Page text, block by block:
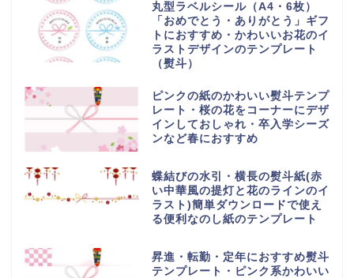
丸型ラベルシール（A4・6枚）
「おめでとう・ありがとう」ギフ
トにおすすめ・かわいいお花のイ
ラストデザインのテンプレート
（熨斗）
ピンクの紙のかわいい熨斗テンプ
レート・桜の花をコーナーにデザ
インしておしゃれ・卒入学シーズ
ンなど春におすすめ
蝶結びの水引・横長の熨斗紙(赤
い中華風の提灯と花のラインのイ
ラスト)簡単ダウンロードで使え
る便利なのし紙のテンプレート
昇進・転勤・定年におすすめ熨斗
テンプレート・ピンク系かわいい